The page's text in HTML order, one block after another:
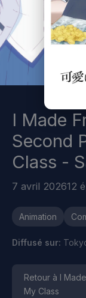
I Made
Second
Class -
7 avril 202612
Animation
Diffusé sur:
Retour à I
My Class